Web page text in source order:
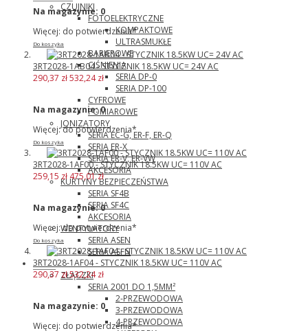
CZUJNIKI
FOTOELEKTRYCZNE
KOMPAKTOWE
ULTRASMUKŁE
BARIEROWE
CIŚNIENIA
SERIA DP-0
SERIA DP-100
CYFROWE
POMIAROWE
JONIZATORY
SERIA EC-G, ER-F, ER-Q
SERIA ER-X
SERIA ER-V, ER-VW
AKCESORIA
KURTYNY BEZPIECZEŃSTWA
SERIA SF4B
SERIA SF4C
AKCESORIA
WENTYLATORY
SERIA ASEN
SERIA ASFN
Wago
ZŁĄCZKI
SERIA 2001 DO 1,5MM²
2-PRZEWODOWA
3-PRZEWODOWA
4-PRZEWODOWA
Na magazynie: 0
Więcej: do potwierdzenia*
Do koszyka
3RT2028-1AB04 - STYCZNIK 18.5KW UC= 24V AC
290,37 zł532,24 zł
Na magazynie:0
Więcej: do potwierdzenia*
Do koszyka
3RT2028-1AF00 - STYCZNIK 18.5KW UC= 110V AC
259,15 zł 475,01 zł
Na magazynie:0
Więcej: do potwierdzenia*
Do koszyka
3RT2028-1AF04 - STYCZNIK 18.5KW UC= 110V AC
290,37 zł532,24 zł
Na magazynie: 0
Więcej: do potwierdzenia*